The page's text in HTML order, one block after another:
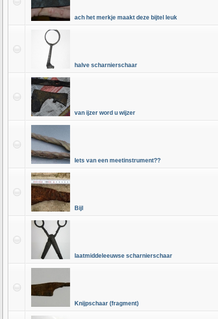
ach het merkje maakt deze bijtel leuk
halve scharnierschaar
van ijzer word u wijzer
Iets van een meetinstrument??
Bijl
laatmiddeleeuwse scharnierschaar
Knijpschaar (fragment)